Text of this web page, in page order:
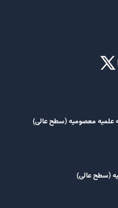
معصومیه‌ (سطح عالی)
(سطح عالی)